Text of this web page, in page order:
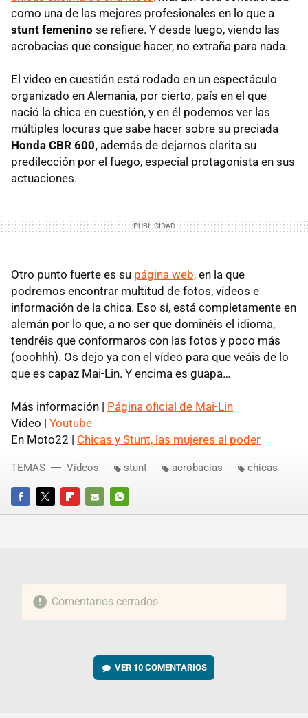
como una de las mejores profesionales en lo que a
stunt femenino se refiere. Y desde luego, viendo las
acrobacias que consigue hacer, no extraña para nada.
El video en cuestión está rodado en un espectáculo
organizado en Alemania, por cierto, país en el que
nació la chica en cuestión, y en él podemos ver las
múltiples locuras que sabe hacer sobre su preciada
Honda CBR 600, además de dejarnos clarita su
predilección por el fuego, especial protagonista en sus
actuaciones.
Otro punto fuerte es su página web, en la que
podremos encontrar multitud de fotos, vídeos e
información de la chica. Eso sí, está completamente en
alemán por lo que, a no ser que dominéis el idioma,
tendréis que conformaros con las fotos y poco más
(ooohhh). Os dejo ya con el vídeo para que veáis de lo
que es capaz Mai-Lin. Y encima es guapa…
Más información | Página oficial de Mai-Lin
Vídeo | Youtube
En Moto22 | Chicas y Stunt, las mujeres al poder
FACEBOOKTWITTERFLIPBOARD
E-
WHATSAPP
TEMAS Vídeos stunt acrobacias chicas
Comentarios cerrados
VER 10 COMENTARIOS